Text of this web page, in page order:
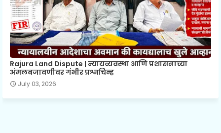
Rajura Land Dispute | न्यायव्यवस्था आणि प्रशासनाच्या
अंमलबजावणीवर गंभीर प्रश्नचिन्ह
July 03, 2026